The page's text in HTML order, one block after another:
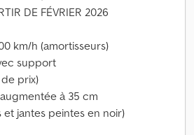
DE FÉVRIER 2026
km/h (amortisseurs)
support
prix)
à 35 cm
jantes peintes en noir)